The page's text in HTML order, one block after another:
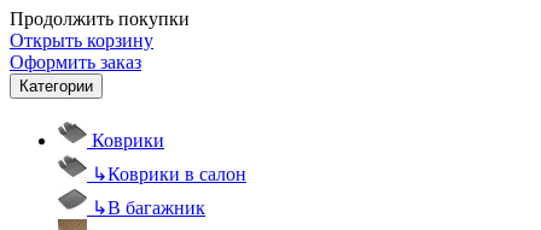
Продолжить покупки
Открыть корзину
Оформить заказ
Категории
Коврики
↳Коврики в салон
↳В багажник